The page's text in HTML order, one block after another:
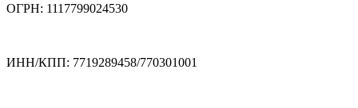
ОГРН: 1117799024530
ИНН/КПП: 7719289458/770301001